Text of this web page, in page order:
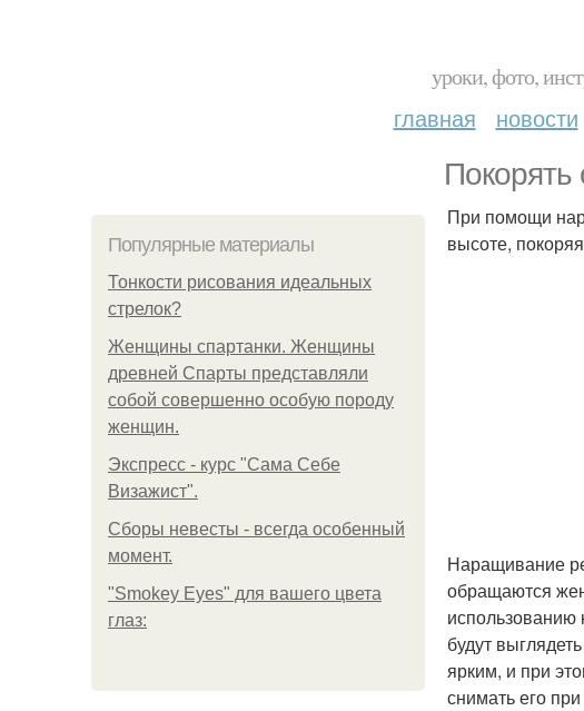
уроки, фото,
главная новости
Покорять
Популярные материалы
Тонкости рисования идеальных
стрелок?
Женщины спартанки. Женщины
древней Спарты представляли
собой совершенно особую породу
женщин.
Экспресс - курс "Сама Себе
Визажист".
Сборы невесты - всегда особенный
момент.
"Smokey Eyes" для вашего цвета
глаз:
При помощи
высоте,
Наращивание
обращаются
использованию
будут
ярким, и при
снимать его